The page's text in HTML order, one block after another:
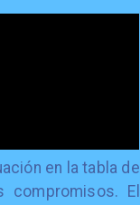
en la tabla de
El